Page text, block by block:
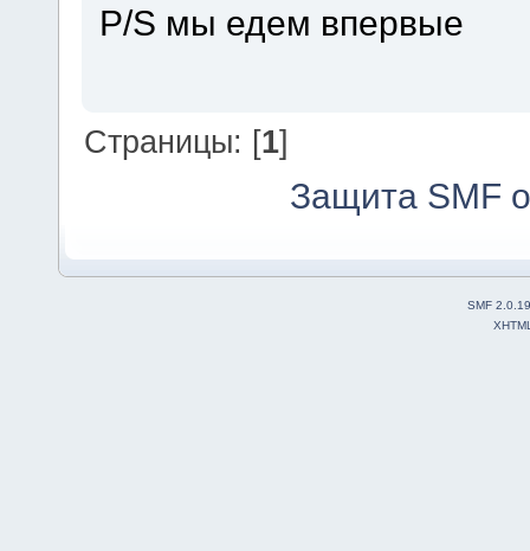
P/S мы едем впервые
Страницы: [1]
Защита SMF
SMF 2.0.19